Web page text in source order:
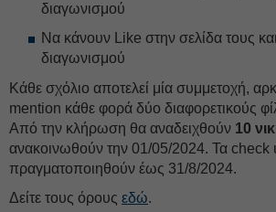
διαγωνισμού
Να κάνουν Like στην σελίδα τους
διαγωνισμού
Κάθε σχόλιο αποτελεί μία συμμετοχή,
mention κάθε φορά δύο διαφορετικούς
Από την κλήρωση θα αναδειχθούν 10
ανακοινωθούν την 01/05/2024. Τα
πραγματοποιηθούν έως 31/8/2024.
Δείτε τους όρους εδώ.